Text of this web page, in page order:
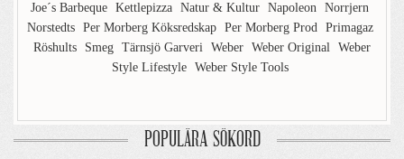
Joe´s Barbeque Kettlepizza Natur & Kultur Napoleon Norrjern
Norstedts Per Morberg Köksredskap Per Morberg Prod Primagaz
Röshults
Smeg Tärnsjö Garveri Weber Weber Original Weber
Style Lifestyle Weber Style Tools
POPULÄRA SÖKORD